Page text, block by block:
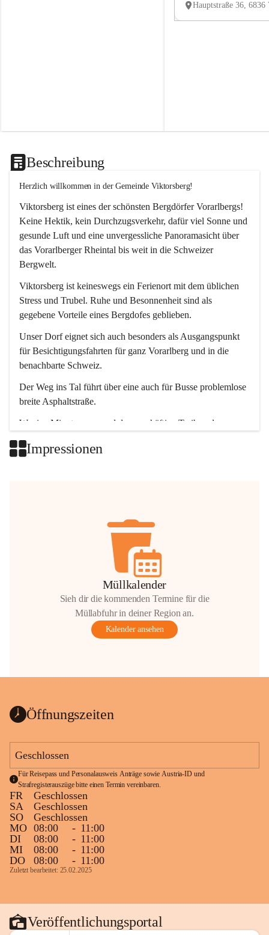
Beschreibung
Herzlich willkommen in der Gemeinde Viktorsberg!
Viktorsberg ist eines der schönsten Bergdörfer Vorarlbergs!
Keine Hektik, kein Durchzugsverkehr, dafür viel Sonne und
gesunde Luft und eine unvergessliche Panoramasicht über
das Vorarlberger Rheintal bis weit in die Schweizer
Bergwelt.
Viktorsberg ist keineswegs ein Ferienort mit dem üblichen
Stress und Trubel. Ruhe und Besonnenheit sind als
gegebene Vorteile eines Bergdofes geblieben.
Unser Dorf eignet sich auch besonders als Ausgangspunkt
für Besichtigungsfahrten für ganz Vorarlberg und in die
benachbarte Schweiz.
Der Weg ins Tal führt über eine auch für Busse problemlose
breite Asphaltstraße.
Wenige Minuten nur, und das geschäftige Treiben der
Impressionen
Müllkalender
Sieh dir die kommenden Termine für die
Müllabfuhr in deiner Region an.
Kalender ansehen
Öffnungszeiten
Geschlossen
Für Reisepass und Personalausweis Anträge sowie Austria-ID und
Strafregisterauszüge bitte einen Termin vereinbaren.
FR
Geschlossen
SA
Geschlossen
SO
Geschlossen
MO 08:00 - 11:00
DI
08:00 - 11:00
MI
08:00 - 11:00
DO
08:00 - 11:00
Zuletzt bearbeitet: 25.02.2025
Veröffentlichungsportal